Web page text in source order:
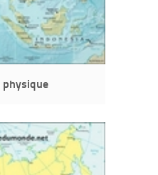
physique